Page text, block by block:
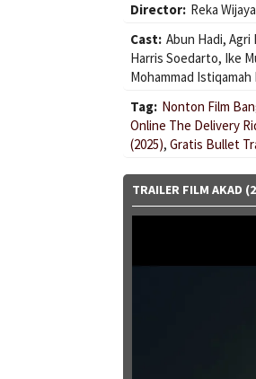
Director: Reka Wijaya
Cast: Abun Hadi, Agri
Harris Soedarto, Ike
Mohammad Istiqamah
Tag: Nonton Film
Online The Delivery
(2025), Gratis Bullet
TRAILER FILM AKAD